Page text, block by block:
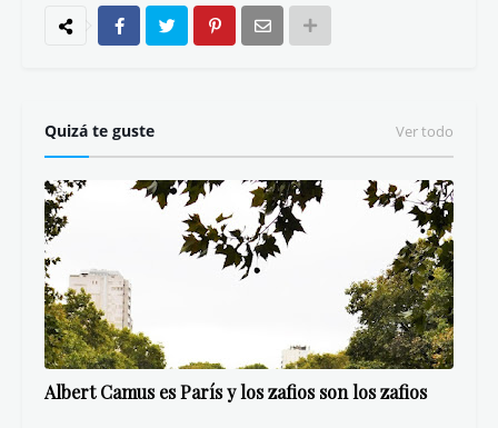
Quizá te guste Ver todo
Albert Camus es París y los zafios son los zafios